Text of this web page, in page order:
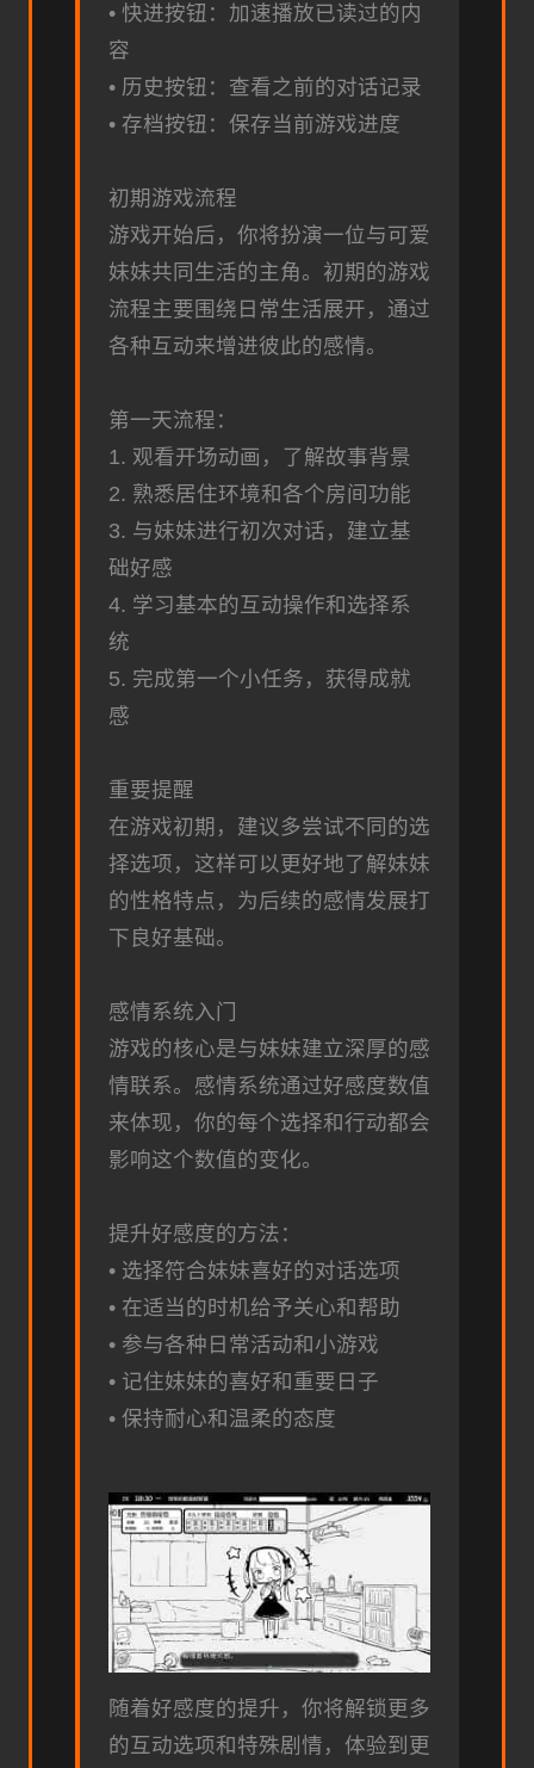
• 快进按钮：加速播放已读过的内
容
• 历史按钮：查看之前的对话记录
• 存档按钮：保存当前游戏进度
初期游戏流程
游戏开始后，你将扮演一位与可爱
妹妹共同生活的主角。初期的游戏
流程主要围绕日常生活展开，通过
各种互动来增进彼此的感情。
第一天流程：
1. 观看开场动画，了解故事背景
2. 熟悉居住环境和各个房间功能
3. 与妹妹进行初次对话，建立基
础好感
4. 学习基本的互动操作和选择系
统
5. 完成第一个小任务，获得成就
感
重要提醒
在游戏初期，建议多尝试不同的选
择选项，这样可以更好地了解妹妹
的性格特点，为后续的感情发展打
下良好基础。
感情系统入门
游戏的核心是与妹妹建立深厚的感
情联系。感情系统通过好感度数值
来体现，你的每个选择和行动都会
影响这个数值的变化。
提升好感度的方法：
• 选择符合妹妹喜好的对话选项
• 在适当的时机给予关心和帮助
• 参与各种日常活动和小游戏
• 记住妹妹的喜好和重要日子
• 保持耐心和温柔的态度
随着好感度的提升，你将解锁更多
的互动选项和特殊剧情，体验到更